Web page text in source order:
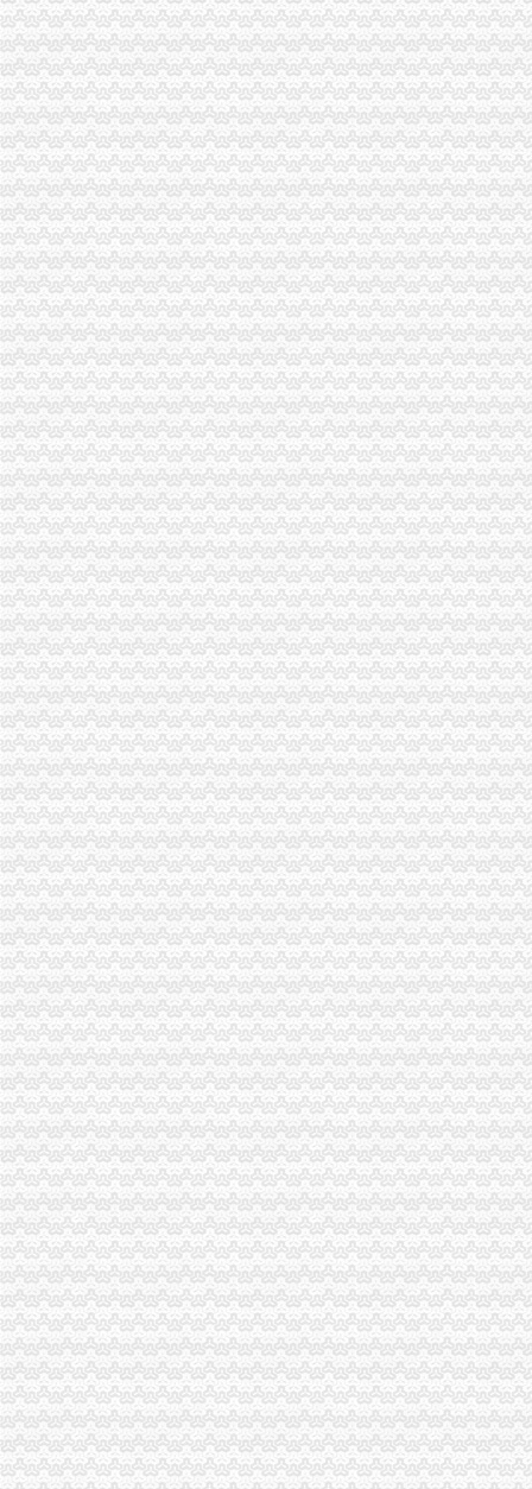
永川局积开展“解放思想、更新观念”渝中区代办营业执照大讨论活动
巴南局渝中区代办公司坚持五字方针稳步推进3·15系列活动
九龙坡局重庆代办营业执照加执法监督防止执法腐败
市渝中区代办营业执照局加快企业信用信息联合征信系统开发建设
市局团总支组织青年志愿者参加“3.5学雷锋”渝中区代办营业执照活动
高新区局重庆代办营业执照四项措施确保外商投资企业年检实地检查工作顺利
全系统三个单位分别被评为全国和全市重庆代办公司三八红旗集体
江北区消委发出“3.15”渝中区代办公司消费预
江津局渝中区代办公司多项措施推进3.15宣活动
璧山局渝中区代办公司三项措施延伸注册登记职能方便企业
南岸局、经开区局联办的渝中区工商代办3.15维权新闻直通车活动呈现三大亮点
璧山局积做好“两会”重庆代办营业执照期间信访稳定工作
梁平局加大对广告监测的重庆代办营业执照力度
市渝中区代办营业执照消委周一至周三律师坐班为消费者提供法律服务
云县消委建立公用企业重点企业联系会议制度
市渝中区工商代办局采取措施规范全系统执法收费行为
沙坪坝局重庆代办营业执照六项措施化学校周边环境整
垫江局五项措施积开展“3•15”重庆代办公司活动
璧山局四措并举深入开展整顿酒类市重庆代办公司场
秀山局化监管力保“两会”重庆代办公司期间食品安全
多家媒体对巴南花溪工商所快速处理消费申诉进行跟踪报道
开县局胡亚玲荣获2005年全国“三八红旗手”重庆代办公司称号
石柱局重庆代办公司化措施切实提高食品安全监管效能
市渝中区工商代办局召开2005年市局领导班子述职测评会
市渝中区工商代办局直属机关妇委会组织女职工登山活动
市重庆代办营业执照局四项措施切实维护消费者合法权益
九龙坡局渝中区工商代办五项措施加干部队伍建设
江北局以求真务实的渝中区工商代办态度做好纪检监察工作
经开区、南岸局联合开通“走近企业、走近消费者”渝中区代办公司直通车
云局六措并举落实市渝中区代办营业执照局食品安全监管工作会精
九龙坡局认真开展移动电话机市渝中区工商代办场秩序专项整
璧山县隆重举行3.15宣活动
陈速副局重庆代办营业执照长到巴南局界石工商所调研